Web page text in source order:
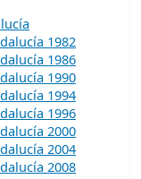
1982
1986
1990
1994
1996
2000
2004
2008